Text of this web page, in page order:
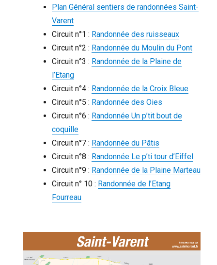
Plan Général sentiers de randonnées Saint-
Varent
Circuit n°1 : Randonnée des ruisseaux
Circuit n°2 : Randonnée du Moulin du Pont
Circuit n°3 : Randonnée de la Plaine de
l’Etang
Circuit n°4 : Randonnée de la Croix Bleue
Circuit n°5 : Randonnée des Oies
Circuit n°6 : Randonnée Un p’tit bout de
coquille
Circuit n°7 : Randonnée du Pâtis
Circuit n°8 : Randonnée Le p’ti tour d’Eiffel
Circuit n°9 : Randonnée de la Plaine Marteau
Circuit n° 10 : Randonnée de l’Etang
Fourreau